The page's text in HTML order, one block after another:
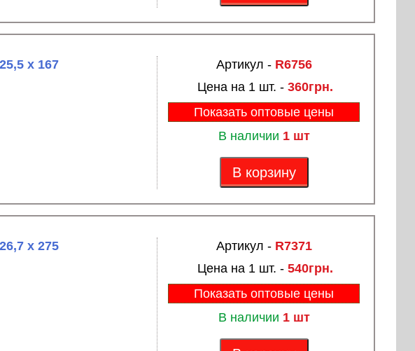
х 167
Артикул - R6756
Цена на 1 шт. - 360грн.
Показать оптовые цены
В наличии 1 шт
В корзину
х 275
Артикул - R7371
Цена на 1 шт. - 540грн.
Показать оптовые цены
В наличии 1 шт